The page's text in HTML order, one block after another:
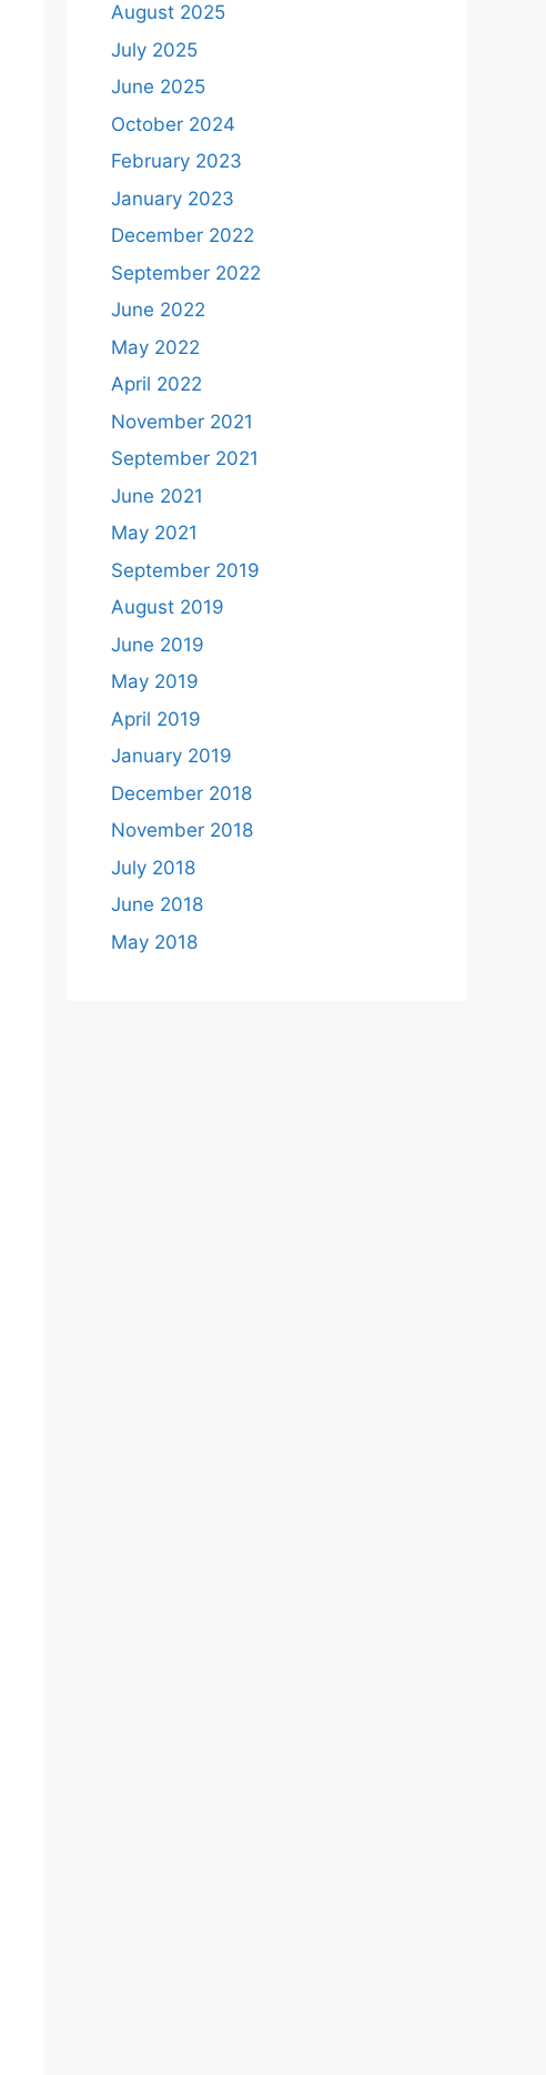
August 2025
July 2025
June 2025
October 2024
February 2023
January 2023
December 2022
September 2022
June 2022
May 2022
April 2022
November 2021
September 2021
June 2021
May 2021
September 2019
August 2019
June 2019
May 2019
April 2019
January 2019
December 2018
November 2018
July 2018
June 2018
May 2018